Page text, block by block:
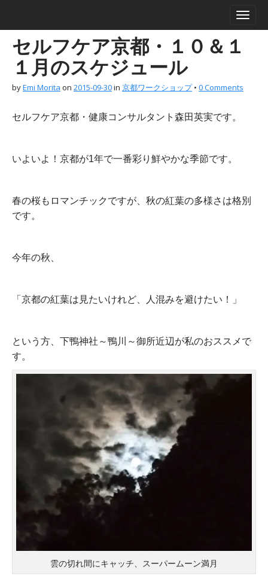
ii
セルフケア京都・１０＆１
１月のスケジュール
byEmi Morita on 2015-09-30in 京都ワークショップ• 0 Comments
セルフケア京都・健康コンサルタント森田英実です。
いよいよ！京都が1年で一番彩り鮮やかな季節です。
春の桜もロマンチックですが、秋の紅葉の多様さは格別
です。
今年の秋、
「京都の紅葉は見たいけれど、人混みを避けたい！」
という方、下鴨神社～鴨川～御所近辺が私のおススメで
す。
雲の切れ間にキャッチ、スーパームーン満月